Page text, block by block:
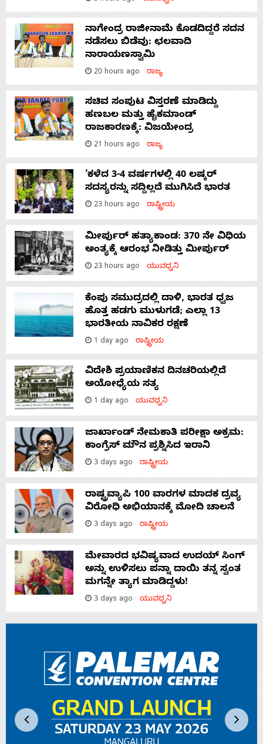
ನಾಗೇಂದ್ರ ರಾಜೀನಾಮೆ ಕೊಡದಿದ್ದರೆ ಸದನ
ನಡೆಸಲು ಬಿಡೆವು: ಛಲವಾದಿ
ನಾರಾಯಣಸ್ವಾಮಿ
20 hours ago ರಾಜ್ಯ
ಸಚಿವ ಸಂಪುಟ ವಿಸ್ತರಣೆ ಮಾಡಿದ್ದು
ಹಣಬಲ ಮತ್ತು ಹೈಕಮಾಂಡ್
ರಾಜಕಾರಣಕ್ಕೆ: ವಿಜಯೇಂದ್ರ
21 hours ago ರಾಜ್ಯ
‘ಕಳೆದ 3-4 ವರ್ಷಗಳಲ್ಲಿ 40 ಲಷ್ಕರ್
ಸದಸ್ಯರನ್ನು ಸದ್ದಿಲ್ಲದೆ ಮುಗಿಸಿದೆ ಭಾರತ
23 hours ago ರಾಷ್ಟ್ರೀಯ
ಮೀರ್ಪುರ್ ಹತ್ಯಾಕಾಂಡ: 370 ನೇ ವಿಧಿಯ
ಅಂತ್ಯಕ್ಕೆ ಆರಂಭ ನೀಡಿತ್ತು ಮೀರ್ಪುರ್
23 hours ago ಯುವಧ್ವನಿ
ಕೆಂಪು ಸಮುದ್ರದಲ್ಲಿ ದಾಳಿ, ಭಾರತ ಧ್ವಜ
ಹೊತ್ತ ಹಡಗು ಮುಳುಗಡೆ; ಎಲ್ಲಾ 13
ಭಾರತೀಯ ನಾವಿಕರ ರಕ್ಷಣೆ
1 day ago ರಾಷ್ಟ್ರೀಯ
ವಿದೇಶಿ ಪ್ರಯಾಣಿಕನ ದಿನಚರಿಯಲ್ಲಿದೆ
ಅಯೋಧ್ಯೆಯ ಸತ್ಯ
1 day ago ಯುವಧ್ವನಿ
ಜಾರ್ಖಾಂಡ್‌ ನೇಮಕಾತಿ ಪರೀಕ್ಷಾ ಅಕ್ರಮ:
ಕಾಂಗ್ರೆಸ್‌ ಮೌನ ಪ್ರಶ್ನಿಸಿದ ಇರಾನಿ
3 days ago ರಾಷ್ಟ್ರೀಯ
ರಾಷ್ಟ್ರವ್ಯಾಪಿ 100 ವಾರಗಳ ಮಾದಕ ದ್ರವ್ಯ
ವಿರೋಧಿ ಅಭಿಯಾನಕ್ಕೆ ಮೋದಿ ಚಾಲನೆ
3 days ago ರಾಷ್ಟ್ರೀಯ
ಮೇವಾರದ ಭವಿಷ್ಯವಾದ ಉದಯ್ ಸಿಂಗ್
ಅನ್ನು ಉಳಿಸಲು ಪನ್ನಾ ದಾಯಿ ತನ್ನ ಸ್ವಂತ
ಮಗನ್ನೇ ತ್ಯಾಗ ಮಾಡಿದ್ದಳು!
3 days ago ಯುವಧ್ವನಿ